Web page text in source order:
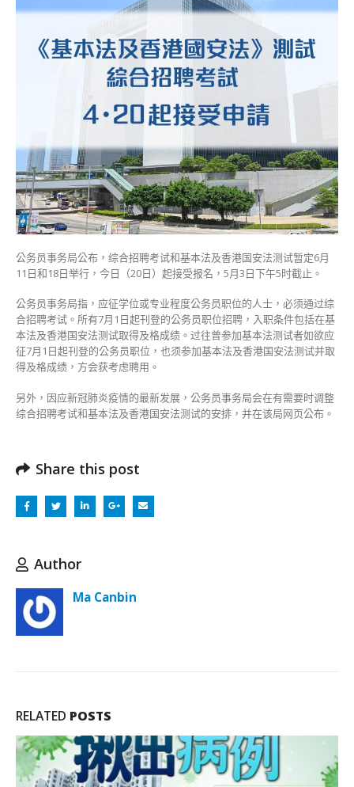
考
今
入
国
安
法
测
试〉
中
公务员事务局公布，综合招聘考试和基本法及香港国安法测试暂定6月
11日和18日举行，今日（20日）起接受报名，5月3日下午5时截止。
公务员事务局指，应征学位或专业程度公务员职位的人士，必须通过综
合招聘考试。所有7月1日起刊登的公务员职位招聘，入职条件包括在基
本法及香港国安法测试取得及格成绩。过往曾参加基本法测试者如欲应
征7月1日起刊登的公务员职位，也须参加基本法及香港国安法测试并取
得及格成绩，方会获考虑聘用。
另外，因应新冠肺炎疫情的最新发展，公务员事务局会在有需要时调整
综合招聘考试和基本法及香港国安法测试的安排，并在该局网页公布。
Share this post
Author
Ma Canbin
RELATED POSTS